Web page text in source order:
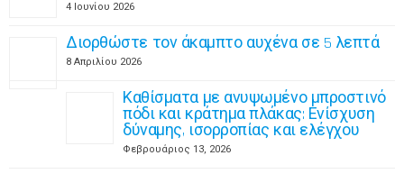
4 Ιουνίου 2026
Διορθώστε τον άκαμπτο αυχένα σε 5 λεπτά
8 Απριλίου 2026
Καθίσματα με ανυψωμένο μπροστινό
πόδι και κράτημα πλάκας: Ενίσχυση
δύναμης, ισορροπίας και ελέγχου
Φεβρουάριος 13, 2026